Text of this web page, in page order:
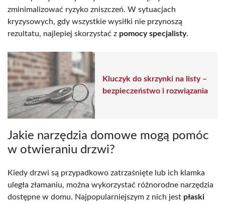
zminimalizować ryzyko zniszczeń. W sytuacjach
kryzysowych, gdy wszystkie wysiłki nie przynoszą
rezultatu, najlepiej skorzystać z pomocy specjalisty.
Kluczyk do skrzynki na listy –
bezpieczeństwo i rozwiązania
Jakie narzędzia domowe mogą pomóc
w otwieraniu drzwi?
Kiedy drzwi są przypadkowo zatrzaśnięte lub ich klamka
uległa złamaniu, można wykorzystać różnorodne narzędzia
dostępne w domu. Najpopularniejszym z nich jest płaski